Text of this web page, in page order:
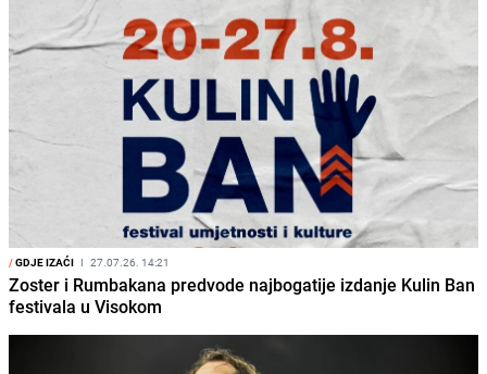
/GDJE IZAĆI I 27.07.26. 14:21
Zoster i Rumbakana predvode najbogatije izdanje Kulin Ban
festivala u Visokom